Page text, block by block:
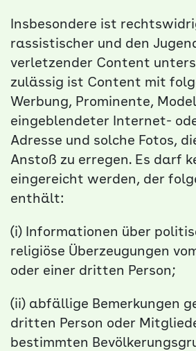
Insbesondere ist
rassistischer und den
verletzender Content
zulässig ist Content mit
Werbung, Prominente,
eingeblendeter Internet-
Adresse und solche Fotos,
Anstoß zu erregen. Es darf
eingereicht werden, der
enthält:
(i) Informationen über
religiöse Überzeugungen
oder einer dritten Person;
(ii) abfällige Bemerkungen
dritten Person oder
bestimmten